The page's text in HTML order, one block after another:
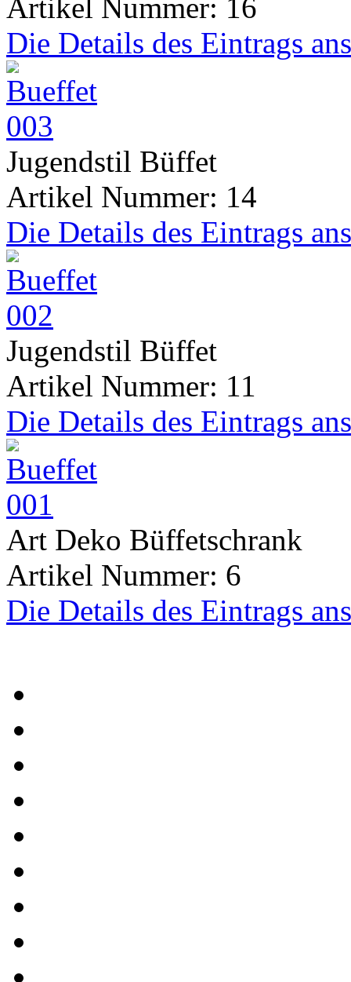
Artikel Nummer: 16
Die Details des Eintrags
Jugendstil Büffet
Artikel Nummer: 14
Die Details des Eintrags
Jugendstil Büffet
Artikel Nummer: 11
Die Details des Eintrags
Art Deko Büffetschrank
Artikel Nummer: 6
Die Details des Eintrags